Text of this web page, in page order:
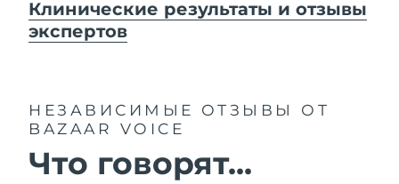
Клинические результаты и отзывы
экспертов
НЕЗАВИСИМЫЕ ОТЗЫВЫ
ОТ
BAZAAR VOICE
Что говорят...